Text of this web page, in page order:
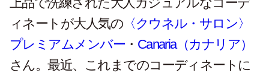
ィネートが大人気の 〈クウネル・サロン〉
プレミアムメンバー ・ Canaria（カナリア）
さん。最近、これまでのコーディネートに